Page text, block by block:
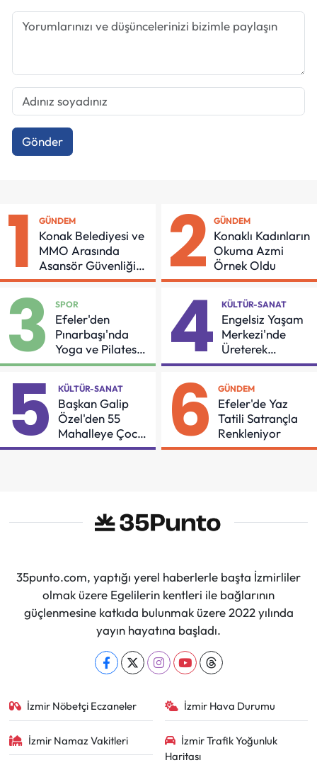
Gönder
1 GÜNDEM
Konak Belediyesi ve
MMO Arasında
Asansör Güvenliği
İçin Önemli Protokol
2 GÜNDEM
Konaklı Kadınların
Okuma Azmi
Örnek Oldu
3 SPOR
Efeler'den
Pınarbaşı'nda
Yoga ve Pilates
Buluşması
4 KÜLTÜR-SANAT
Engelsiz Yaşam
Merkezi'nde
Üreterek
Güçleniyorlar
5 KÜLTÜR-SANAT
Başkan Galip
Özel'den 55
Mahalleye Çocuk
Şenliği
6 GÜNDEM
Efeler'de Yaz
Tatili Satrançla
Renkleniyor
35punto.com, yaptığı yerel haberlerle başta İzmirliler
olmak üzere Egelilerin kentleri ile bağlarının
güçlenmesine katkıda bulunmak üzere 2022 yılında
yayın hayatına başladı.
İzmir Nöbetçi Eczaneler İzmir Hava Durumu
İzmir Namaz Vakitleri
İzmir Trafik Yoğunluk
Haritası